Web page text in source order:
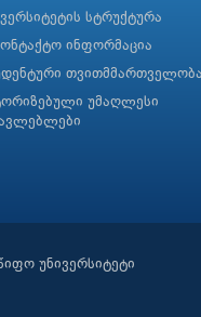
სტრუქტურა
ინფორმაცია
თვითმმართველობა
უმაღლესი
უნივერსიტეტი